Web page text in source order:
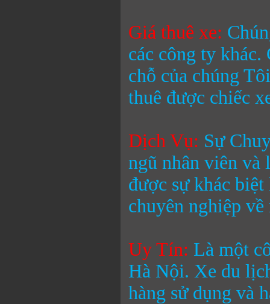
Giá thuê xe:
các công ty
chỗ của chúng
thuê được chiếc
Dịch Vụ: Sự
ngũ nhân viên và
được sự khác
chuyên nghiệp
Uy Tín: Là một
Hà Nội. Xe du
hàng sử dụng và